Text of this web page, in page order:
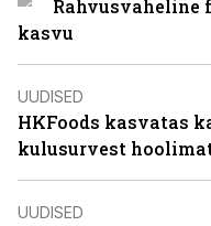
Rahvusvaheline
kasvu
UUDISED
HKFoods kasvatas
kulusurvest
UUDISED